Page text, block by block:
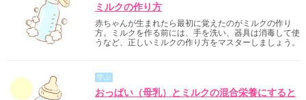
ミルクの作り方
赤ちゃんが生まれたら最初に覚えたのがミルクの作り
方。ミルクを作る前には、手を洗い、器具は消毒して使
うなど、正しいミルクの作り方をマスターしましょう。
学ぶ
おっぱい（母乳）とミルクの混合栄養にすると